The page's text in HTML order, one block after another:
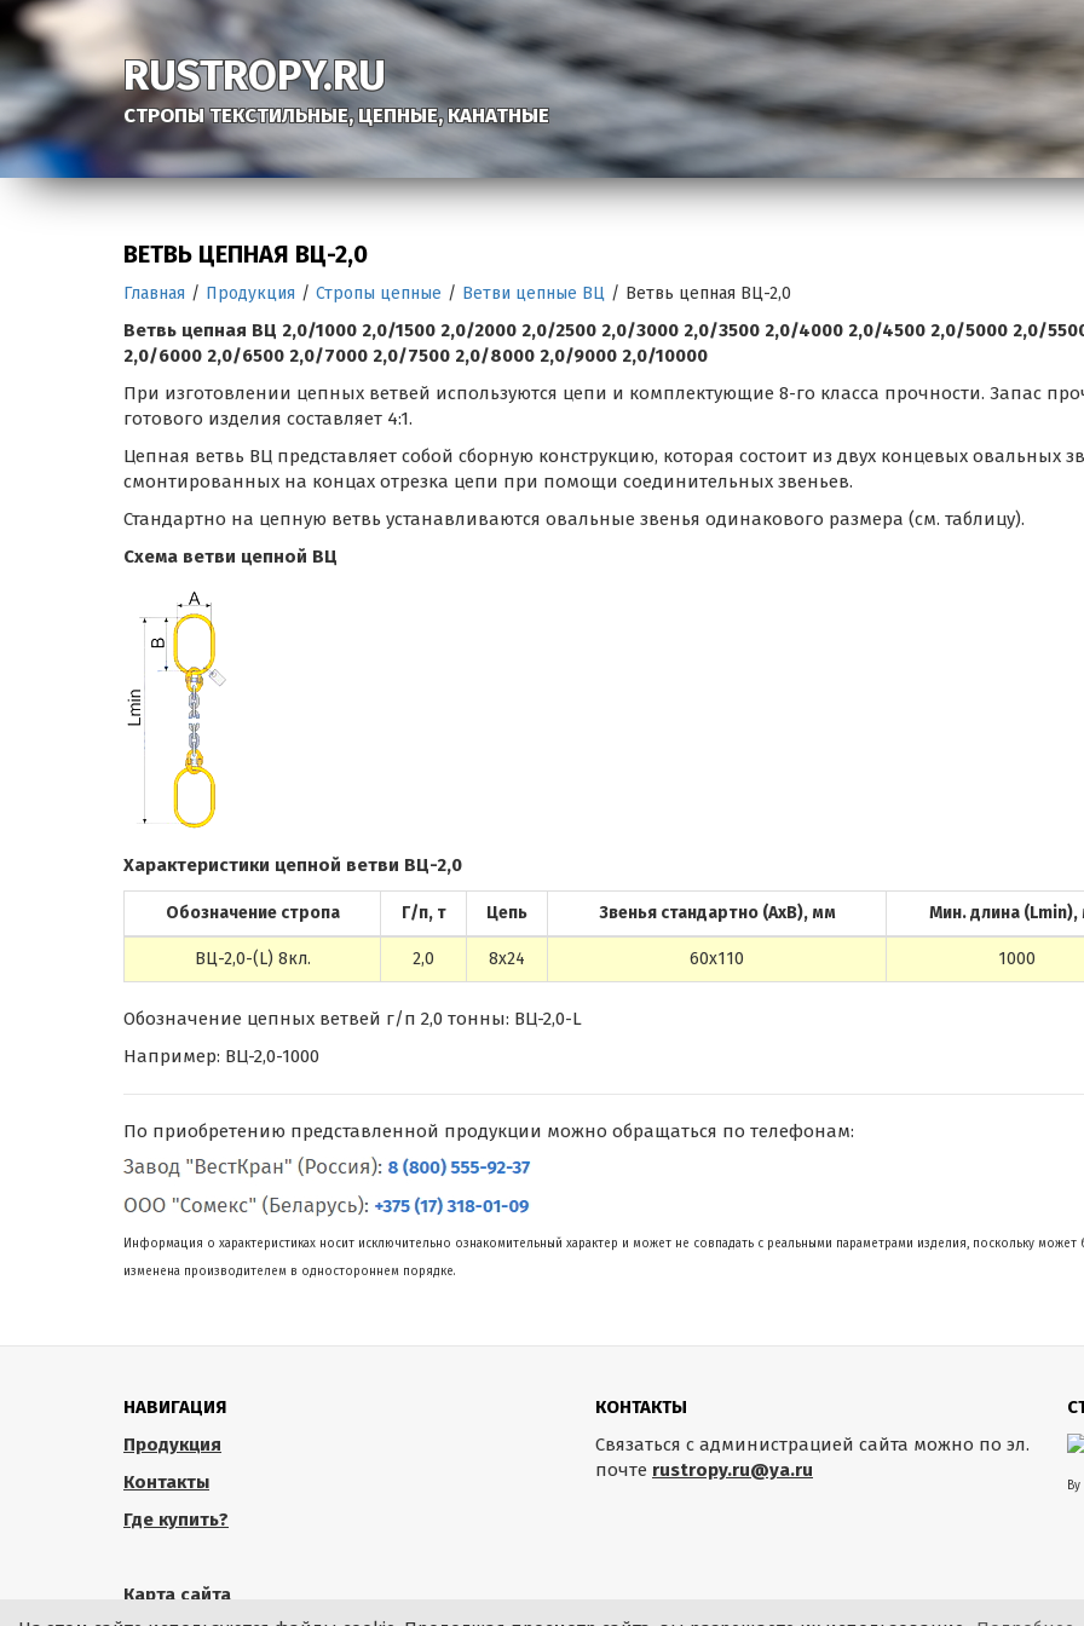
RUSTROPY.RU
СТРОПЫ ТЕКСТИЛЬНЫЕ, ЦЕПНЫЕ, КАНАТНЫЕ
ВЕТВЬ ЦЕПНАЯ ВЦ-2,0
Главная / Продукция / Стропы цепные / Ветви цепные ВЦ / Ветвь цепная ВЦ-2,0
Ветвь цепная ВЦ 2,0/1000 2,0/1500 2,0/2000 2,0/2500 2,0/3000 2,0/3500 2,0/4000 2,0/4500 2,0/5000 2,0/
2,0/6000 2,0/6500 2,0/7000 2,0/7500 2,0/8000 2,0/9000 2,0/10000
При изготовлении цепных ветвей используются цепи и комплектующие 8-го класса прочности. Запас
готового изделия составляет 4:1.
Цепная ветвь ВЦ представляет собой сборную конструкцию, которая состоит из двух концевых овальных
смонтированных на концах отрезка цепи при помощи соединительных звеньев.
Стандартно на цепную ветвь устанавливаются овальные звенья одинакового размера (см. таблицу).
Схема ветви цепной ВЦ
Характеристики цепной ветви ВЦ-2,0
Обозначение стропа Г/п, т Цепь Звенья стандартно (АхВ), мм Мин. длина (Lmin),
ВЦ-2,0-(L) 8кл. 2,0 8х24 60х110 1000
Обозначение цепных ветвей г/п 2,0 тонны: ВЦ-2,0-L
Например: ВЦ-2,0-1000
По приобретению представленной продукции можно обращаться по телефонам:
Информация о характеристиках носит исключительно ознакомительный характер и может не совпадать с реальными параметрами изделия, поскольку может
изменена производителем в одностороннем порядке.
НАВИГАЦИЯ
Продукция
Контакты
Где купить?
Карта сайта
КОНТАКТЫ
Связаться с администрацией сайта можно по эл.
почте rustropy.ru@ya.ru
By